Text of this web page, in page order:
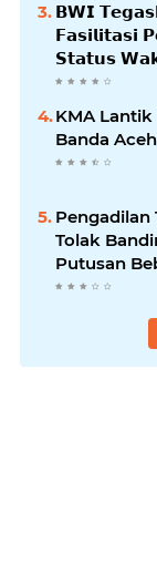
𝗕𝗪𝗜
𝗙𝗮𝘀𝗶𝗹𝗶𝘁𝗮𝘀𝗶
𝗦𝘁𝗮𝘁𝘂𝘀
KMA Lantik
Banda
Pengadilan
Tolak
Putusan
Wastafel